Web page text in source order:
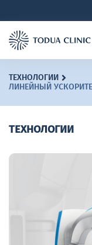
ТЕХНОЛОГИИ
ЛИНЕЙНЫЙ
ТЕХНОЛОГИИ